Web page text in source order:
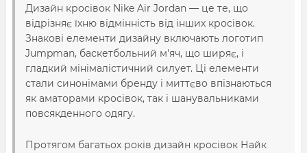
Дизайн кросівок Nike Air Jordan — це те, що
відрізняє їхню відмінність від інших кросівок.
Знакові елементи дизайну включають логотип
Jumpman, баскетбольний м'яч, що ширяє, і
гладкий мінімалістичний силует. Ці елементи
стали синонімами бренду і миттєво впізнаються
як аматорами кросівок, так і шанувальниками
повсякденного одягу.
Протягом багатьох років дизайн кросівок Найк